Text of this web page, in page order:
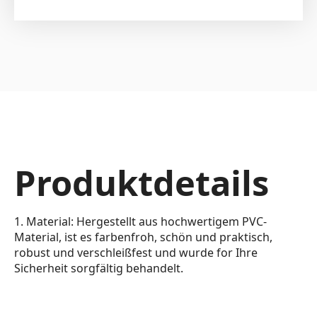
Produktdetails
1. Material: Hergestellt aus hochwertigem PVC-
Material, ist es farbenfroh, schön und praktisch,
robust und verschleißfest und wurde for Ihre
Sicherheit sorgfältig behandelt.